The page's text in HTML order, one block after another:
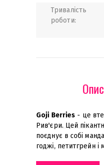
Тривалість
роботи:
Goji Berries - це
Рив'єри. Цей
поєднує в собі
годжі, петитгрейн і